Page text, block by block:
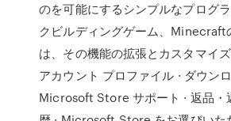
のを可能にするシンプルなプログ
クビルディングゲーム、Minecraft
は、その機能の拡張とカスタマイ
アカウント プロファイル · ダウン
Microsoft Store サポート · 返品・